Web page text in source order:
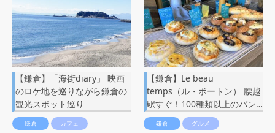
【鎌倉】「海街diary」 映画
のロケ地を巡りながら鎌倉の
観光スポット巡り
鎌倉
カフェ
【鎌倉】Le beau
temps（ル・ボートン） 腰越
駅すぐ！100種類以上のパン…
鎌倉
グルメ